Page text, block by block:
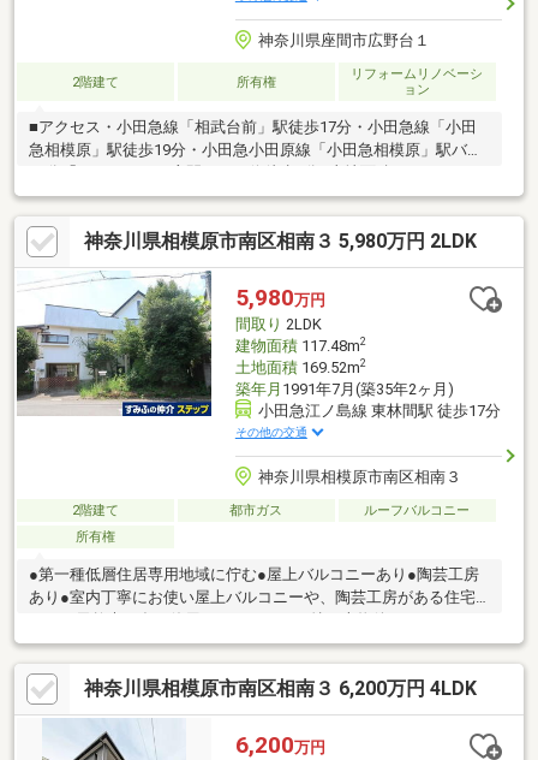
神奈川県座間市広野台１
2階建て 所有権
リフォームリノベーシ
ョン
■アクセス・小田急線「相武台前」駅徒歩17分・小田急線「小田
急相模原」駅徒歩19分・小田急小田原線「小田急相模原」駅バス
（33.21坪）■建物面積：96.88㎡（29.30坪）■間取り３ＬＤＫ＋Ｗ
ＩＣ（ウォークインクローゼット）※東急ホーム施工の注文住宅
です。■リフォーム履歴2024年10月・・・外壁、屋根塗装2024年5
月・・・玄関扉交換2018年11月・・・２階トイレ交換、浴室、キ
ッチン、洗面化粧台交換2017年11月・・・１階トイレ（壁紙貼替
含む）交換2017年1月・・・キッチンのコンロ交換
神奈川県相模原市南区相南３ 5,980万円 2LDK
5,980万円
間取り 2LDK
建物面積117.48m2
土地面積169.52m2
築年月 1991年7月(築35年2ヶ月)
小田急江ノ島線 東林間駅 徒歩17分
その他の交通
神奈川県相模原市南区相南３
2階建て 都市ガス
ルーフバルコニー
所有権
●第一種低層住居専用地域に佇む●屋上バルコニーあり●陶芸工房
あり●室内丁寧にお使い屋上バルコニーや、陶芸工房がある住宅
です。天然木を多く使用しております。特に本物件は、インター
ネット情報では伝えきれない部分が多いためぜひご内見をおすす
め致します。百聞は一見に如かずの、大変おすすめ物件です。
神奈川県相模原市南区相南３ 6,200万円 4LDK
6,200万円